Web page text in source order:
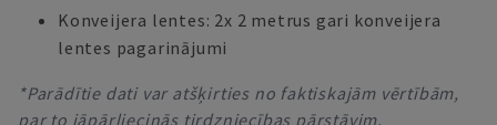
Konveijera lentes: 2x 2 metrus gari konveijera
lentes pagarinājumi
*Parādītie dati var atšķirties no faktiskajām vērtībām,
par to jāpārliecinās tirdzniecības pārstāvim.